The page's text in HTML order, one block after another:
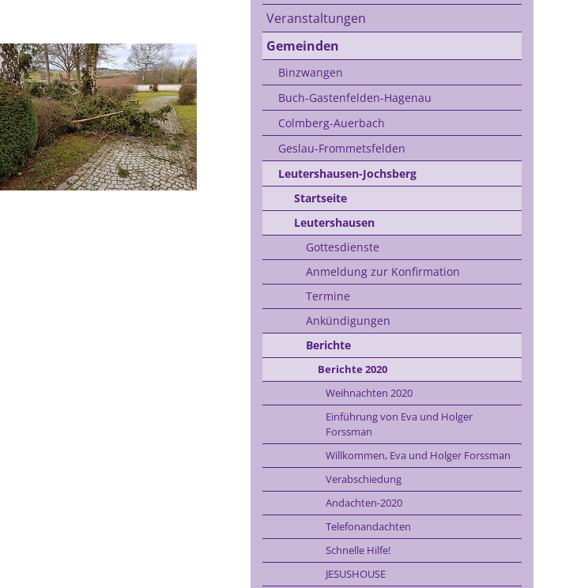
Veranstaltungen
Gemeinden
Binzwangen
Buch-Gastenfelden-Hagenau
Colmberg-Auerbach
Geslau-Frommetsfelden
Leutershausen-Jochsberg
Startseite
Leutershausen
Gottesdienste
Anmeldung zur Konfirmation
Termine
Ankündigungen
Berichte
Berichte 2020
Weihnachten 2020
Einführung von Eva und Holger
Forssman
Willkommen, Eva und Holger Forssman
Verabschiedung
Andachten-2020
Telefonandachten
Schnelle Hilfe!
JESUSHOUSE